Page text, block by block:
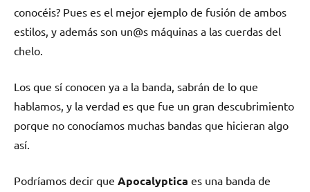
conocéis? Pues es el mejor ejemplo de fusión de ambos
estilos, y además son un@s máquinas a las cuerdas del
chelo.
Los que sí conocen ya a la banda, sabrán de lo que
hablamos, y la verdad es que fue un gran descubrimiento
porque no conocíamos muchas bandas que hicieran algo
así.
Podríamos decir que Apocalyptica es una banda de